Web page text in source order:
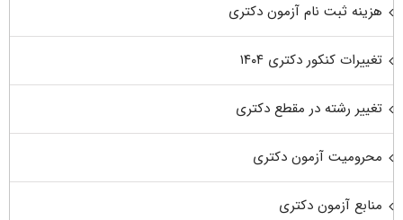
هزینه ثبت نام آزمون دکتری
تغییرات کنکور دکتری ۱۴۰۴
تغییر رشته در مقطع دکتری
محرومیت آزمون دکتری
منابع آزمون دکتری